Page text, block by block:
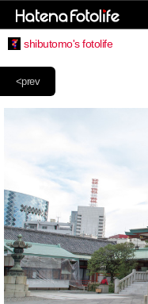
shibutomo's fotolife
<prev